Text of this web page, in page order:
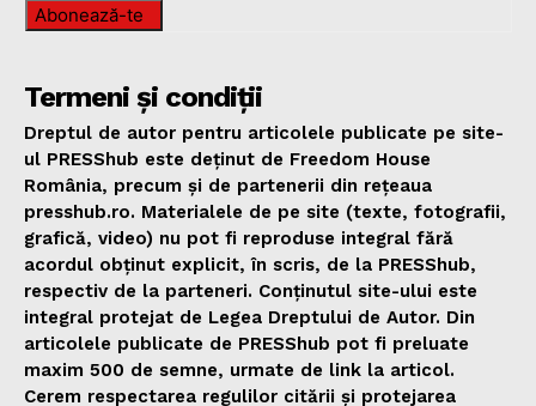
Abonează-te
Termeni și condiții
Dreptul de autor pentru articolele publicate pe site-
ul PRESShub este deținut de Freedom House
România, precum și de partenerii din rețeaua
presshub.ro. Materialele de pe site (texte, fotografii,
grafică, video) nu pot fi reproduse integral fără
acordul obținut explicit, în scris, de la PRESShub,
respectiv de la parteneri. Conținutul site-ului este
integral protejat de Legea Dreptului de Autor. Din
articolele publicate de PRESShub pot fi preluate
maxim 500 de semne, urmate de link la articol.
Cerem respectarea regulilor citării și protejarea